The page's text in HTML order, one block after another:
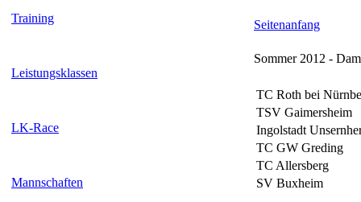
Training
Leistungsklassen
LK-Race
Mannschaften
Seitenanfang
Sommer 2012 -
TC Roth bei
TSV Gaimersheim
Ingolstadt
TC GW Greding
TC Allersberg
SV Buxheim